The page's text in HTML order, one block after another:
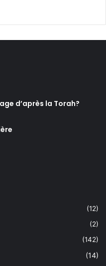
d’après la Torah?
(12)
(2)
(142)
(14)